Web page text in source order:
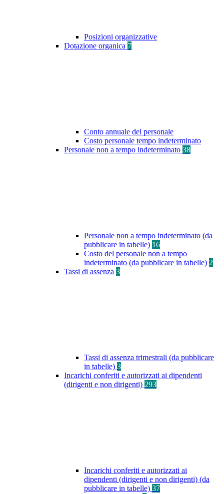
Posizioni organizzative
Dotazione organica 7
Conto annuale del personale
Costo personale tempo indeterminato
Personale non a tempo indeterminato 38
Personale non a tempo indeterminato (da
pubblicare in tabelle) 16
Costo del personale non a tempo
indeterminato (da pubblicare in tabelle) 2
Tassi di assenza 3
Tassi di assenza trimestrali (da pubblicare
in tabelle) 3
Incarichi conferiti e autorizzati ai dipendenti
(dirigenti e non dirigenti) 293
Incarichi conferiti e autorizzati ai
dipendenti (dirigenti e non dirigenti) (da
pubblicare in tabelle) 37